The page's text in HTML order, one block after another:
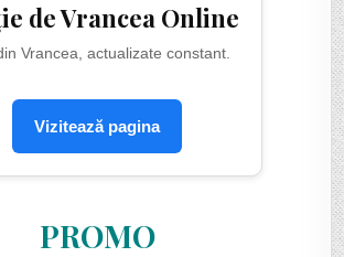
de Vrancea Online
Vrancea, actualizate constant.
Vizitează pagina
PROMO